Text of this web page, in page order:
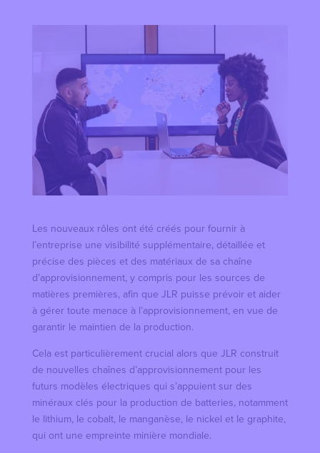
Les nouveaux rôles ont été créés pour fournir à
l’entreprise une visibilité supplémentaire, détaillée et
précise des pièces et des matériaux de sa chaîne
d’approvisionnement, y compris pour les sources de
matières premières, afin que JLR puisse prévoir et aider
à gérer toute menace à l’approvisionnement, en vue de
garantir le maintien de la production.
Cela est particulièrement crucial alors que JLR construit
de nouvelles chaînes d’approvisionnement pour les
futurs modèles électriques qui s’appuient sur des
minéraux clés pour la production de batteries, notamment
le lithium, le cobalt, le manganèse, le nickel et le graphite,
qui ont une empreinte minière mondiale.